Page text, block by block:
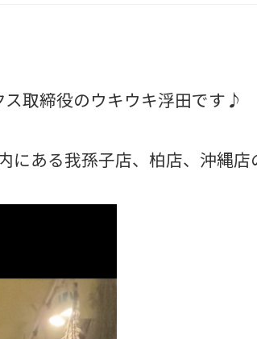
取締役のウキウキ浮田です♪
にある我孫子店、柏店、沖縄店